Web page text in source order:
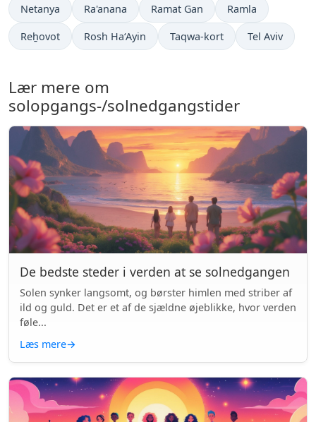
Netanya Ra'anana Ramat Gan Ramla
Reẖovot Rosh Ha‘Ayin Taqwa-kort Tel Aviv
Lær mere om
solopgangs-/solnedgangstider
De bedste steder i verden at se solnedgangen
Solen synker langsomt, og børster himlen med striber af
ild og guld. Det er et af de sjældne øjeblikke, hvor verden
føle...
Læs mere→